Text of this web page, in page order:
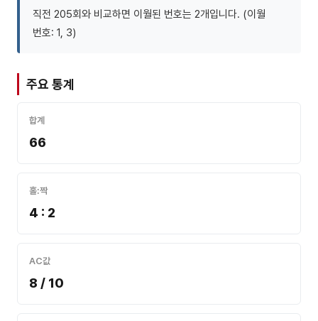
직전 205회와 비교하면 이월된 번호는 2개입니다. (이월
번호: 1, 3)
주요 통계
합계
66
홀:짝
4 : 2
AC값
8 / 10